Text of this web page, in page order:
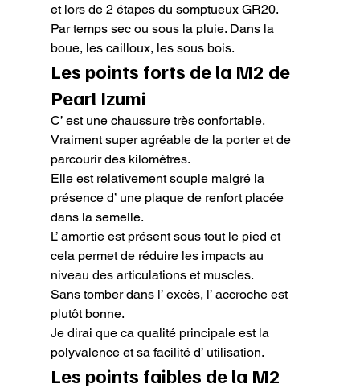
et lors de 2 étapes du somptueux GR20.
Par temps sec ou sous la pluie. Dans la
boue, les cailloux, les sous bois.
Les points forts de la M2 de
Pearl Izumi
C’ est une chaussure très confortable.
Vraiment super agréable de la porter et de
parcourir des kilométres.
Elle est relativement souple malgré la
présence d’ une plaque de renfort placée
dans la semelle.
L’ amortie est présent sous tout le pied et
cela permet de réduire les impacts au
niveau des articulations et muscles.
Sans tomber dans l’ excès, l’ accroche est
plutôt bonne.
Je dirai que ca qualité principale est la
polyvalence et sa facilité d’ utilisation.
Les points faibles de la M2